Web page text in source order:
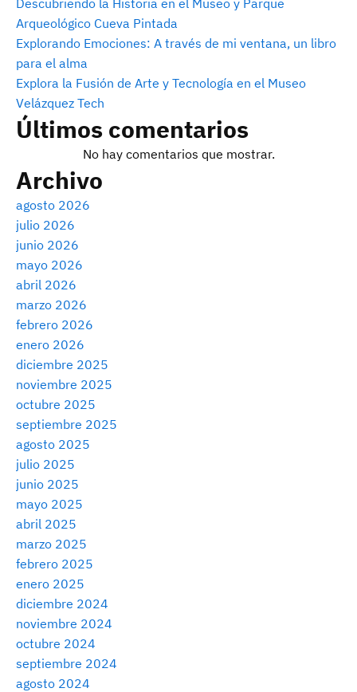
Arqueológico Cueva Pintada
Explorando Emociones: A través de mi ventana, un libro
para el alma
Explora la Fusión de Arte y Tecnología en el Museo
Velázquez Tech
Últimos comentarios
No hay comentarios que mostrar.
Archivo
agosto 2026
julio 2026
junio 2026
mayo 2026
abril 2026
marzo 2026
febrero 2026
enero 2026
diciembre 2025
noviembre 2025
octubre 2025
septiembre 2025
agosto 2025
julio 2025
junio 2025
mayo 2025
abril 2025
marzo 2025
febrero 2025
enero 2025
diciembre 2024
noviembre 2024
octubre 2024
septiembre 2024
agosto 2024